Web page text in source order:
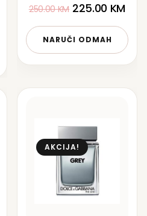
250.00KM 225.00 KM
NARUČI ODMAH
AKCIJA!